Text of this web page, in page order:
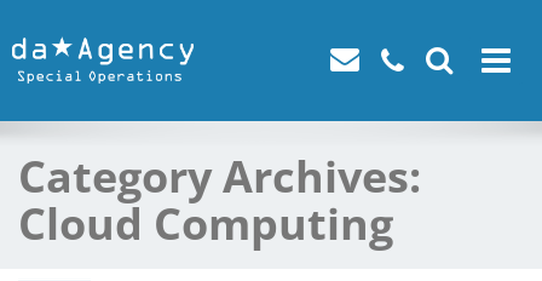
Toggle
Category Archives:
Cloud Computing